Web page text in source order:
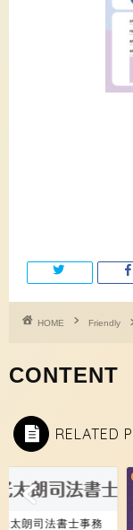
HOME Friendly
RELATED
太朗司法書士事務